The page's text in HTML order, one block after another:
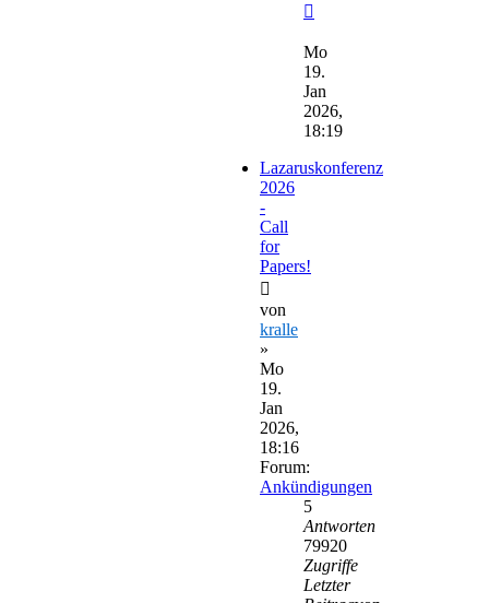
Beitrag
Mo
19.
Jan
2026,
18:19
Lazaruskonferenz
2026
-
Call
for
Papers!
von
kralle
»
Mo
19.
Jan
2026,
18:16
Forum:
Ankündigungen
5
Antworten
79920
Zugriffe
Letzter